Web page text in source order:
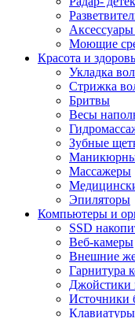
Моющие
Красота и
Укладка
Стрижка
Бритвы
Весы
Зубные
Массажеры
Эпиляторы
Компьютеры и
SSD
Веб-камеры
Внешние
Гарнитура
Джойстики
Источники
Клавиатуры